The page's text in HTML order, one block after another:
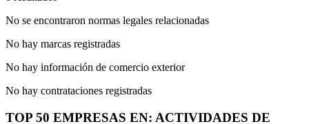
No se encontraron normas legales relacionadas
No hay marcas registradas
No hay información de comercio exterior
No hay contrataciones registradas
TOP 50 EMPRESAS EN: ACTIVIDADES DE